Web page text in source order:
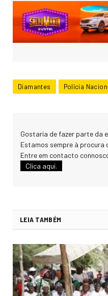
Diamantes Polícia
Gostaria de fazer parte da
Estamos sempre à procura
Entre em contacto
Clica aqui.
LEIA TAMBÉM